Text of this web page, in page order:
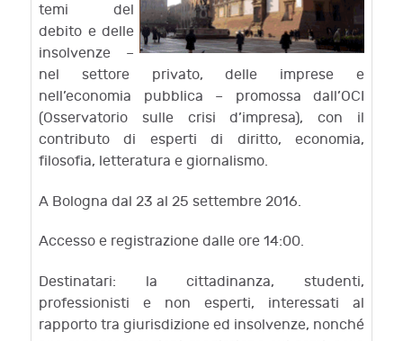
temi del
debito e delle
insolvenze –
nel settore privato, delle imprese e
nell’economia pubblica – promossa dall’OCI
(Osservatorio sulle crisi d’impresa), con il
contributo di esperti di diritto, economia,
filosofia, letteratura e giornalismo.
A Bologna dal 23 al 25 settembre 2016.
Accesso e registrazione dalle ore 14:00.
Destinatari: la cittadinanza, studenti,
professionisti e non esperti, interessati al
rapporto tra giurisdizione ed insolvenze, nonché